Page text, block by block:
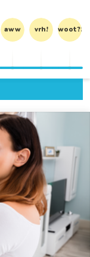
aww vrh! woot?!